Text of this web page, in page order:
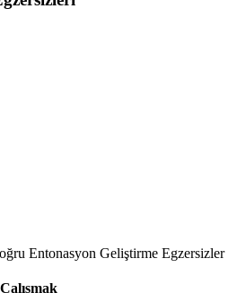
Entonasyon Geliştirme Egzersizler